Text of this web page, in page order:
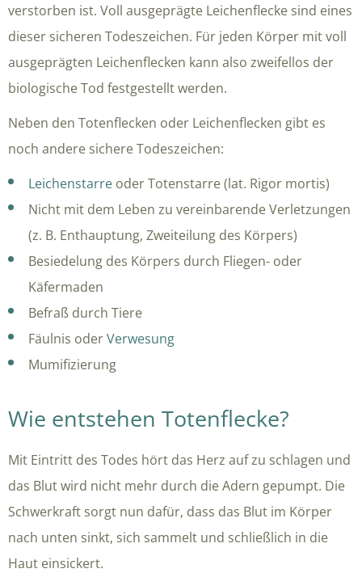
verstorben ist. Voll ausgeprägte Leichenflecke sind eines
dieser sicheren Todeszeichen. Für jeden Körper mit voll
ausgeprägten Leichenflecken kann also zweifellos der
biologische Tod festgestellt werden.
Neben den Totenflecken oder Leichenflecken gibt es
noch andere sichere Todeszeichen:
Leichenstarre oder Totenstarre (lat. Rigor mortis)
Nicht mit dem Leben zu vereinbarende Verletzungen
(z. B. Enthauptung, Zweiteilung des Körpers)
Besiedelung des Körpers durch Fliegen- oder
Käfermaden
Befraß durch Tiere
Fäulnis oderVerwesung
Mumifizierung
Wie entstehen Totenflecke?
Mit Eintritt des Todes hört das Herz auf zu schlagen und
das Blut wird nicht mehr durch die Adern gepumpt. Die
Schwerkraft sorgt nun dafür, dass das Blut im Körper
nach unten sinkt, sich sammelt und schließlich in die
Haut einsickert.